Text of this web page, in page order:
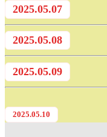
2025.05.07
2025.05.08
2025.05.09
2025.05.10